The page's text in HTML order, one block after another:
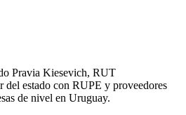
Pravia Kiesevich, RUT
del estado con RUPE y proveedores
de nivel en Uruguay.